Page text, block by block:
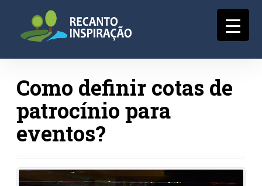
Como definir cotas de
patrocínio para
eventos?